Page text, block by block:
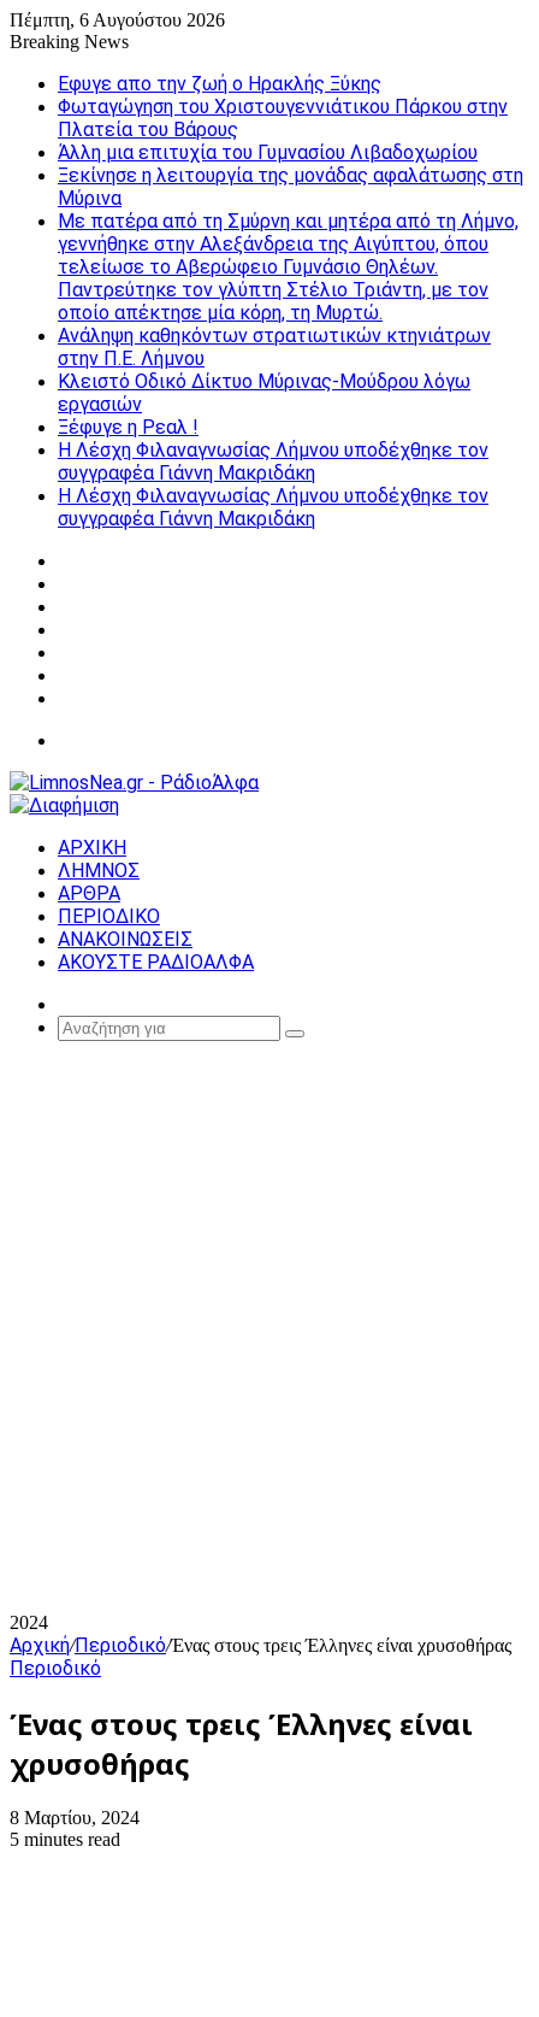
Πέμπτη, 6 Αυγούστου 2026
Breaking News
Εφυγε απο την ζωή o Ηρακλής Ξύκης
Φωταγώγηση του Χριστουγεννιάτικου Πάρκου στην
Πλατεία του Βάρους
Άλλη μια επιτυχία του Γυμνασίου Λιβαδοχωρίου
Ξεκίνησε η λειτουργία της μονάδας αφαλάτωσης στη
Μύρινα
Με πατέρα από τη Σμύρνη και μητέρα από τη Λήμνο,
γεννήθηκε στην Αλεξάνδρεια της Αιγύπτου, όπου
τελείωσε το Αβερώφειο Γυμνάσιο Θηλέων.
Παντρεύτηκε τον γλύπτη Στέλιο Τριάντη, με τον
οποίο απέκτησε μία κόρη, τη Μυρτώ.
Ανάληψη καθηκόντων στρατιωτικών κτηνιάτρων
στην Π.Ε. Λήμνου
Κλειστό Οδικό Δίκτυο Μύρινας-Μούδρου λόγω
εργασιών
Ξέφυγε η Ρεαλ !
Η Λέσχη Φιλαναγνωσίας Λήμνου υποδέχθηκε τον
συγγραφέα Γιάννη Μακριδάκη
Η Λέσχη Φιλαναγνωσίας Λήμνου υποδέχθηκε τον
συγγραφέα Γιάννη Μακριδάκη
ΑΡΧΙΚΗ
ΛΗΜΝΟΣ
ΑΡΘΡΑ
ΠΕΡΙΟΔΙΚΟ
ΑΝΑΚΟΙΝΩΣΕΙΣ
ΑΚΟΥΣΤΕ ΡΑΔΙΟΑΛΦΑ
Article
Αναζήτηση
2024
Αρχική/Περιοδικό/Ένας στους τρεις Έλληνες είναι χρυσοθήρας
Περιοδικό
Ένας στους τρεις Έλληνες είναι
χρυσοθήρας
8 Μαρτίου, 2024
5 minutes read